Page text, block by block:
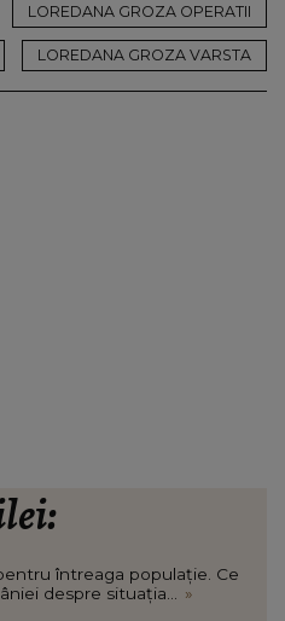
LOREDANA GROZA OPERATII
LOREDANA GROZA VARSTA
întreaga populație. Ce
despre situația...
»